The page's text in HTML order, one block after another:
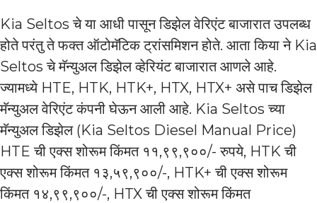
Kia Seltos चे या आधी पासून डिझेल वेरिएंट बाजारात उपलब्ध
होते परंतु ते फक्त ऑटोमॅटिक ट्रांसमिशन होते. आता किया ने Kia
Seltos चे मॅन्युअल डिझेल व्हेरियंट बाजारात आणले आहे.
ज्यामध्ये HTE, HTK, HTK+, HTX, HTX+ असे पाच डिझेल
मॅन्युअल वेरिएंट कंपनी घेऊन आली आहे. Kia Seltos च्या
मॅन्युअल डिझेल (Kia Seltos Diesel Manual Price)
HTE ची एक्स शोरूम किंमत ११,९९,९००/- रुपये, HTK ची
एक्स शोरूम किंमत १३,५९,९००/-, HTK+ ची एक्स शोरूम
किंमत १४,९९,९००/-, HTX ची एक्स शोरूम किंमत